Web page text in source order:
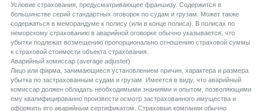
Условие страхования, предусматривающее франшизу. Содержится в
большинстве серий стандартных оговорок по судам и грузам. Может также
содержаться в меморандуме к полису (или в конце полиса). В полисах по
неморскому страхованию в аварийной оговорке обычно указывается, что
убытки подлежат возмещению пропорционально отношению страховой суммы
к страховой стоимости объекта страхования.
Aварийный комиссар (average adjuster)
Лицо или фирма, занимающиеся установлением причин, характера и размера
убытка по застрахованным судам и грузам. Имеется в виду, что аварийный
комиссар должен обладать необходимыми знаниями и опытом, позволяющими
ему квалифицированно произвести осмотр застрахованного имущества и
оформить его аварийным сертификатом. Страховые компании обычно